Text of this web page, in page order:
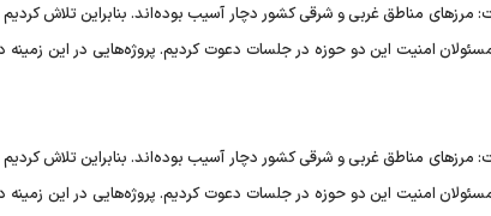
مرزهای مناطق غربی و شرقی کشور دچار آسیب بوده‌اند. بنابراین تلاش
مسئولان امنیت این دو حوزه در جلسات دعوت کردیم. پروژه‌هایی در این
مرزهای مناطق غربی و شرقی کشور دچار آسیب بوده‌اند. بنابراین تلاش
مسئولان امنیت این دو حوزه در جلسات دعوت کردیم. پروژه‌هایی در این